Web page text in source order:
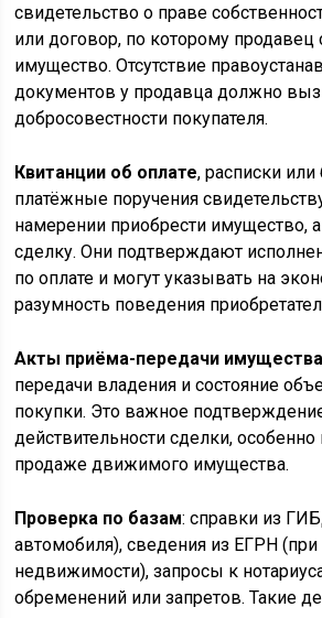
свидетельство о праве
или договор, по которому продавец
имущество. Отсутствие
документов у продавца должно
добросовестности покупателя.
Квитанции об оплате, расписки
платёжные поручения
намерении приобрести имущество,
сделку. Они подтверждают
по оплате и могут указывать на
разумность поведения
Акты приёма-передачи имущества
передачи владения и состояние
покупки. Это важное
действительности сделки, особенно
продаже движимого имущества.
Проверка по базам: справки из
автомобиля), сведения из ЕГРН (при
недвижимости), запросы к
обременений или запретов. Такие